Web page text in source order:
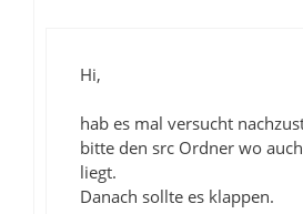
Hi,
hab es mal versucht
bitte den src Ordner wo
liegt.
Danach sollte es klappen.